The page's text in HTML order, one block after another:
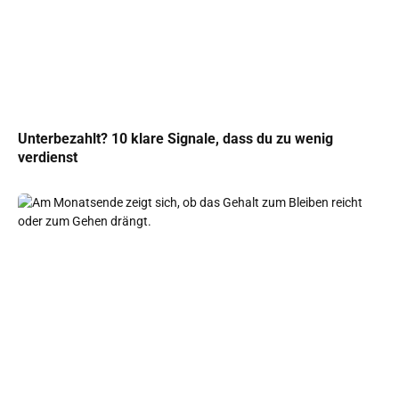
Unterbezahlt? 10 klare Signale, dass du zu wenig
verdienst